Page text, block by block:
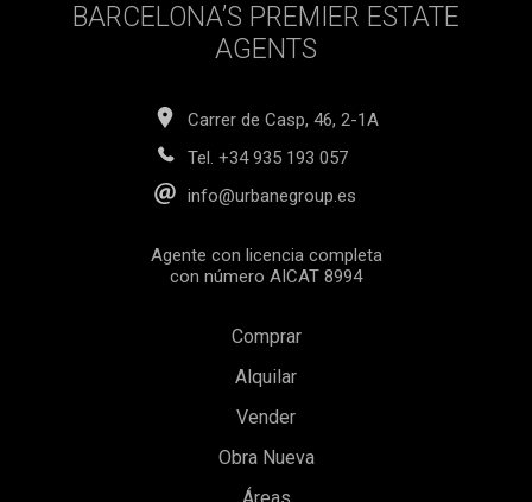
BARCELONA’S PREMIER ESTATE
AGENTS
Carrer de Casp, 46, 2-1A
Tel. +34 935 193 057
info@urbanegroup.es
Agente con licencia completa
con número AICAT 8994
Comprar
Alquilar
Vender
Obra Nueva
Guardar configuración Aceptar todas